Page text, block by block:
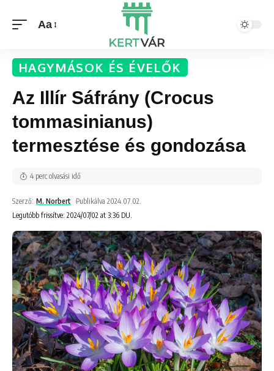
Aa
HAGYMÁSOK ÉS ÉVELŐK
Az Illír Sáfrány (Crocus
tommasinianus)
termesztése és gondozása
Legutóbb frissítve: 2024/07/02 at 3:36 DU.
Szerző: M. Norbert Publikálva 2024.07.02.
4 perc olvasási idő